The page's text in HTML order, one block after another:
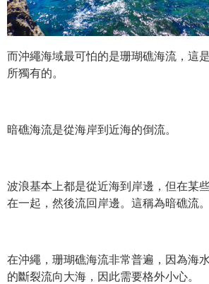
而沖繩海域最可怕的是珊瑚礁海流，這
所獨有的。
暗礁海流是從海岸到近海的倒流。
波浪基本上都是從近海到岸邊，但在某
在一起，然後流回岸邊。這稱為暗礁流。
在沖繩，珊瑚礁海流非常普遍，因為海
的斷裂流向大海，因此需要格外小心。